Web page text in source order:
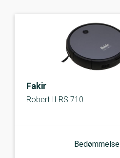
Fakir
Robert II RS 710
Bedømmelse